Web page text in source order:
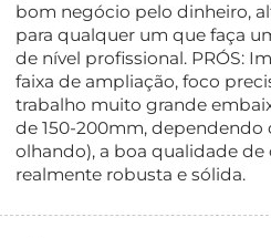
bom negócio pelo dinheiro,
para qualquer um que faça
de nível profissional. PRÓS:
faixa de ampliação, foco
trabalho muito grande
de 150-200mm, dependendo
olhando), a boa qualidade
realmente robusta e sólida.